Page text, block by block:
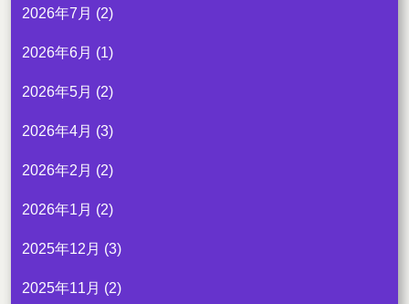
2026年7月 (2)
2026年6月 (1)
2026年5月 (2)
2026年4月 (3)
2026年2月 (2)
2026年1月 (2)
2025年12月 (3)
2025年11月 (2)